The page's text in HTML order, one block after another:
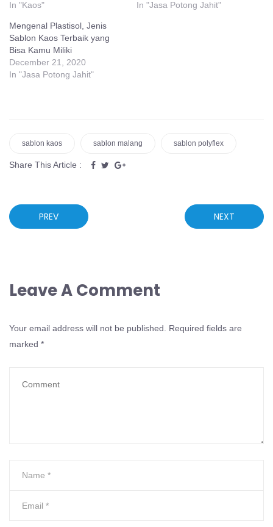
In "Kaos" In "Jasa Potong Jahit"
Mengenal Plastisol, Jenis
Sablon Kaos Terbaik yang
Bisa Kamu Miliki
December 21, 2020
In "Jasa Potong Jahit"
sablon kaos sablon malang sablon polyflex
Share This Article :
PREV NEXT
Leave A Comment
Your email address will not be published.
Required fields are
marked *